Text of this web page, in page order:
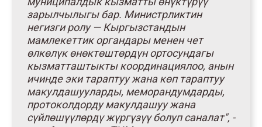
зарылчылыгы бар. Министрликтин
негизги ролу — Кыргызстандын
мамлекеттик органдары менен чет
өлкөлүк өнөктөштөрдүн ортосундагы
кызматташтыкты координациялоо, анын
ичинде эки тараптуу жана көп тараптуу
макулдашууларды, меморандумдарды,
протоколдорду макулдашуу жана
сүйлөшүүлөрдү жүргүзүү болуп саналат", -